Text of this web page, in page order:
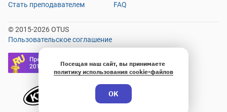
Стать преподавателем
FAQ
© 2015-2026 OTUS
Пользовательское соглашение
Посещая наш сайт, вы принимаете
политику использования cookie-файлов
OK